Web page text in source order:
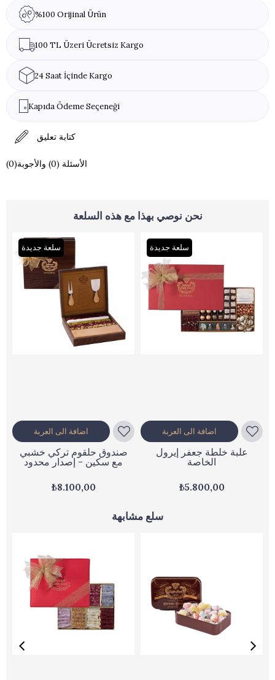
%100 Orijinal Ürün
100 TL Üzeri Ücretsiz Kargo
24 Saat İçinde Kargo
Kapıda Ödeme Seçeneği
كتابة تعليق
(0)الأسئلة (0) والأجوبة
نحن نوصي بهذا مع هذه السلعة
سلعة جديدة
صندوق حلقوم تركي خشبي
مع سكين - إصدار محدود
₺8.100,00
اضافة الى العربة
سلعة جديدة
علبة خلطة جعفر إيرول
الخاصة
₺5.800,00
اضافة الى العربة
سلع مشابهة